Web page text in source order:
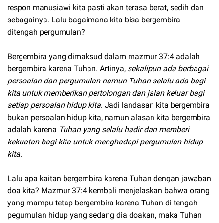
respon manusiawi kita pasti akan terasa berat, sedih dan
sebagainya. Lalu bagaimana kita bisa bergembira
ditengah pergumulan?
Bergembira yang dimaksud dalam mazmur 37:4 adalah
bergembira karena Tuhan. Artinya, sekalipun ada berbagai
persoalan dan pergumulan namun Tuhan selalu ada bagi
kita untuk memberikan pertolongan dan jalan keluar bagi
setiap persoalan hidup kita. Jadi landasan kita bergembira
bukan persoalan hidup kita, namun alasan kita bergembira
adalah karena Tuhan yang selalu hadir dan memberi
kekuatan bagi kita untuk menghadapi pergumulan hidup
kita.
Lalu apa kaitan bergembira karena Tuhan dengan jawaban
doa kita? Mazmur 37:4 kembali menjelaskan bahwa orang
yang mampu tetap bergembira karena Tuhan di tengah
pegumulan hidup yang sedang dia doakan, maka Tuhan